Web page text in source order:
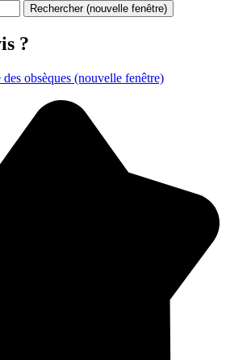
Rechercher (nouvelle fenêtre)
?
obsèques (nouvelle fenêtre)